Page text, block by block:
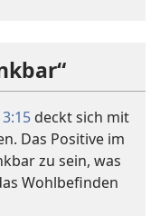
deckt sich mit
Das Positive im
zu sein, was
Wohlbefinden